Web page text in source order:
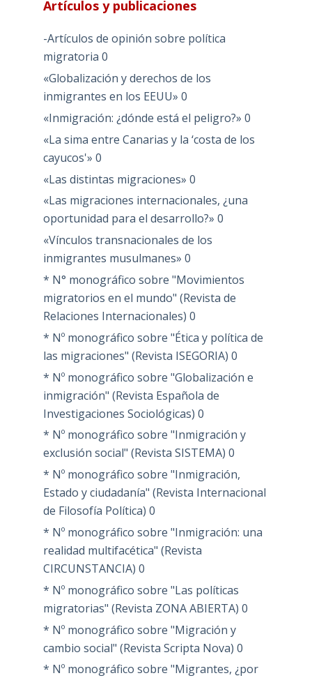
Artículos y publicaciones
-Artículos de opinión sobre política
migratoria 0
«Globalización y derechos de los
inmigrantes en los EEUU» 0
«Inmigración: ¿dónde está el peligro?» 0
«La sima entre Canarias y la ‘costa de los
cayucos'» 0
«Las distintas migraciones» 0
«Las migraciones internacionales, ¿una
oportunidad para el desarrollo?» 0
«Vínculos transnacionales de los
inmigrantes musulmanes» 0
* N° monográfico sobre "Movimientos
migratorios en el mundo" (Revista de
Relaciones Internacionales) 0
* Nº monográfico sobre "Ética y política de
las migraciones" (Revista ISEGORIA) 0
* Nº monográfico sobre "Globalización e
inmigración" (Revista Española de
Investigaciones Sociológicas) 0
* Nº monográfico sobre "Inmigración y
exclusión social" (Revista SISTEMA) 0
* Nº monográfico sobre "Inmigración,
Estado y ciudadanía" (Revista Internacional
de Filosofía Política) 0
* Nº monográfico sobre "Inmigración: una
realidad multifacética" (Revista
CIRCUNSTANCIA) 0
* Nº monográfico sobre "Las políticas
migratorias" (Revista ZONA ABIERTA) 0
* Nº monográfico sobre "Migración y
cambio social" (Revista Scripta Nova) 0
* Nº monográfico sobre "Migrantes, ¿por